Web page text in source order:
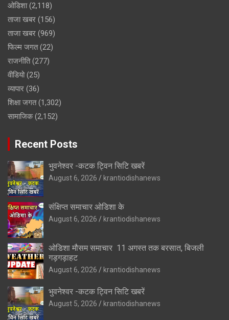
ओडिशा(2,118)
ताजा खबर (156)
ताजा खबर (969)
फिल्म जगत(22)
राजनीति(277)
वीडियो(25)
व्यापार (36)
शिक्षा जगत(1,302)
सामाजिक(2,152)
Recent Posts
भुवनेश्वर -कटक ट्विन सिटि खबरें
August 6, 2026 krantiodishanews
संक्षिप्त समाचार ओडिशा के
August 6, 2026 krantiodishanews
ओडिशा मौसम समाचार 11 अगस्त तक बरसात, बिजली
गड़गड़ाहट
August 6, 2026 krantiodishanews
भुवनेश्वर -कटक ट्विन सिटि खबरें
August 5, 2026 krantiodishanews